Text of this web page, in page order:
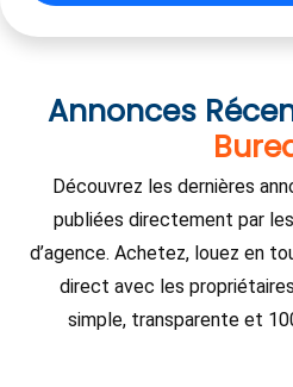
Annonces
Découvrez les dernières
publiées directement par
d’agence. Achetez, louez en
direct avec les
simple, transparente et